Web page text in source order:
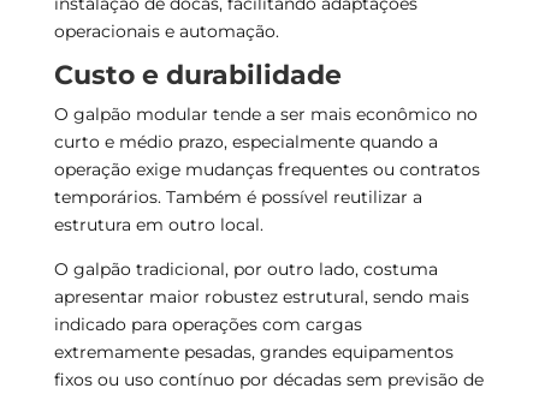
operacionais e automação.
Custo e durabilidade
O galpão modular tende a ser mais econômico no
curto e médio prazo, especialmente quando a
operação exige mudanças frequentes ou contratos
temporários. Também é possível reutilizar a
estrutura em outro local.
O galpão tradicional, por outro lado, costuma
apresentar maior robustez estrutural, sendo mais
indicado para operações com cargas
extremamente pesadas, grandes equipamentos
fixos ou uso contínuo por décadas sem previsão de